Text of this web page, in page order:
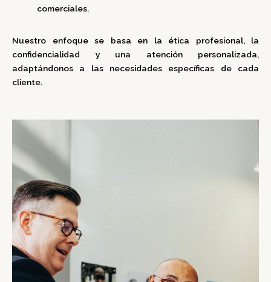
comerciales.
Nuestro enfoque se basa en la ética profesional, la
confidencialidad y una atención personalizada,
adaptándonos a las necesidades específicas de cada
cliente.